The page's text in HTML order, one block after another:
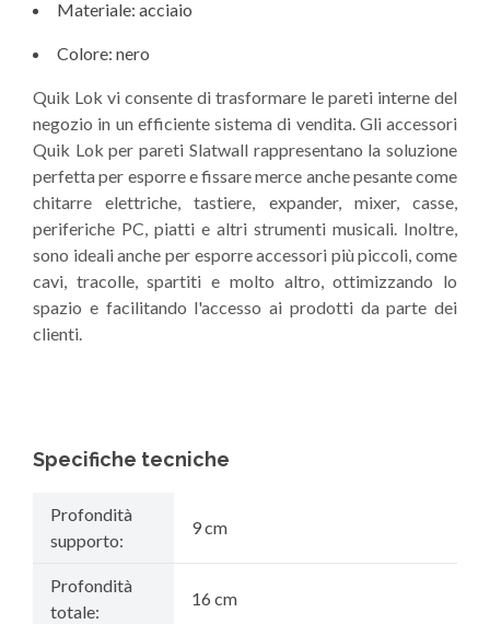
Materiale: acciaio
Colore: nero
Quik Lok vi consente di trasformare le pareti interne del
negozio in un efficiente sistema di vendita. Gli accessori
Quik Lok per pareti Slatwall rappresentano la soluzione
perfetta per esporre e fissare merce anche pesante come
chitarre elettriche, tastiere, expander, mixer, casse,
periferiche PC, piatti e altri strumenti musicali. Inoltre,
sono ideali anche per esporre accessori più piccoli, come
cavi, tracolle, spartiti e molto altro, ottimizzando lo
spazio e facilitando l'accesso ai prodotti da parte dei
clienti.
Specifiche tecniche
Profondità
supporto:
9 cm
Profondità
totale:
16 cm